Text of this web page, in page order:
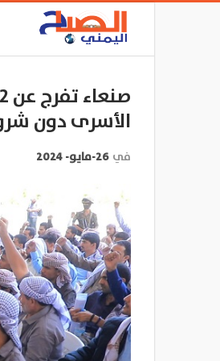
الأسرى دون
في 26-مايو- 2024